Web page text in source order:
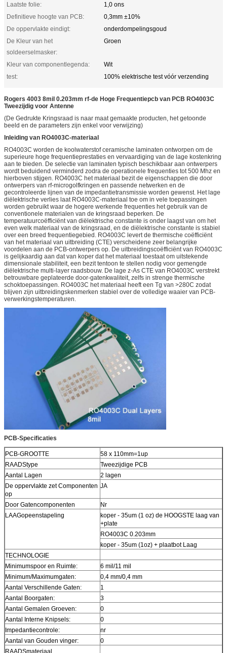
Laatste folie:
1,0 ons
Definitieve hoogte van PCB:
0,3mm ±10%
De oppervlakte eindigt:
onderdompelingsgoud
De Kleur van het
soldeerselmasker:
Groen
Kleur van componentlegenda:
Wit
test:
100% elektrische test vóór verzending
Rogers 4003 8mil 0.203mm rf-de Hoge Frequentiepcb van PCB RO4003C
Tweezijdig voor Antenne
(De Gedrukte Kringsraad is naar maat gemaakte producten, het getoonde
beeld en de parameters zijn enkel voor verwijzing)
Inleiding van RO4003C-materiaal
RO4003C worden de koolwaterstof ceramische laminaten ontworpen om de
superieure hoge frequentieprestaties en vervaardiging van de lage kostenkring
aan te bieden. De selectie van laminaten typisch beschikbaar aan ontwerpers
wordt beduidend verminderd zodra de operationele frequenties tot 500 Mhz en
hierboven stijgen. RO4003C het materiaal bezit de eigenschappen die door
ontwerpers van rf-microgolfkringen en passende netwerken en de
gecontroleerde lijnen van de impedantietransmissie worden gewenst. Het lage
diëlektrische verlies laat RO4003C-materiaal toe om in vele toepassingen
worden gebruikt waar de hogere werkende frequenties het gebruik van de
conventionele materialen van de kringsraad beperken. De
temperatuurcoëfficiënt van diëlektrische constante is onder laagst van om het
even welk materiaal van de kringsraad, en de diëlektrische constante is stabiel
over een breed frequentiegebied. RO4003C levert de thermische coëfficiënt
van het materiaal van uitbreiding (CTE) verscheidene zeer belangrijke
voordelen aan de PCB-ontwerpers op. De uitbreidingscoëfficiënt van RO4003C
is gelijkaardig aan dat van koper dat het materiaal toestaat om uitstekende
dimensionale stabiliteit, een bezit tentoon te stellen nodig voor gemengde
diëlektrische multi-layer raadsbouw. De lage z-As CTE van RO4003C verstrekt
betrouwbare geplateerde door-gatenkwaliteit, zelfs in strenge thermische
schoktoepassingen. RO4003C het materiaal heeft een Tg van >280C zodat
blijven zijn uitbreidingskenmerken stabiel over de volledige waaier van PCB-
verwerkingstemperaturen.
PCB-Specificaties
PCB-GROOTTE
58 x 110mm=1up
RAADStype
Tweezijdige PCB
Aantal Lagen
2 lagen
De oppervlakte zet Componenten
op
JA
Door Gatencomponenten
Nr
LAAGopeenstapeling
koper - 35um (1 oz) de HOOGSTE laag van
+plate
RO4003C 0.203mm
koper - 35um (1oz) + plaatbot Laag
TECHNOLOGIE
Minimumspoor en Ruimte:
6 mil/11 mil
Minimum/Maximumgaten:
0,4 mm/0,4 mm
Aantal Verschillende Gaten:
1
Aantal Boorgaten:
3
Aantal Gemalen Groeven:
0
Aantal Interne Knipsels:
0
Impedantiecontrole:
nr
Aantal van Gouden vinger:
0
RAADSmateriaal